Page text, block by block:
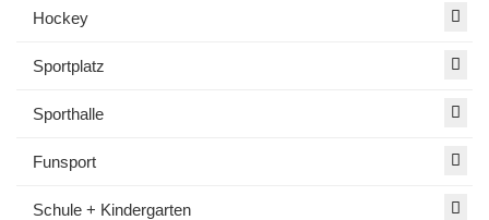
Hockey
Sportplatz
Sporthalle
Funsport
Schule + Kindergarten